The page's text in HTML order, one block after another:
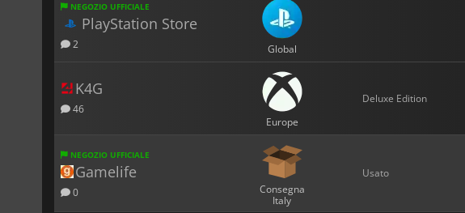
NEGOZIO UFFICIALE
PlayStation Store
2 Global
K4G
46
Europe
Deluxe Edition
NEGOZIO UFFICIALE
Gamelife
0
Consegna
Italy
Usato